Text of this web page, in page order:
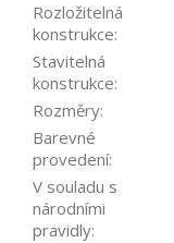
Rozložitelná
konstrukce:
Stavitelná
konstrukce:
Rozměry:
Barevné
provedení:
V souladu s
národními
pravidly: